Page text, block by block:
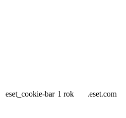
eset_cookie-bar 1 rok .eset.com